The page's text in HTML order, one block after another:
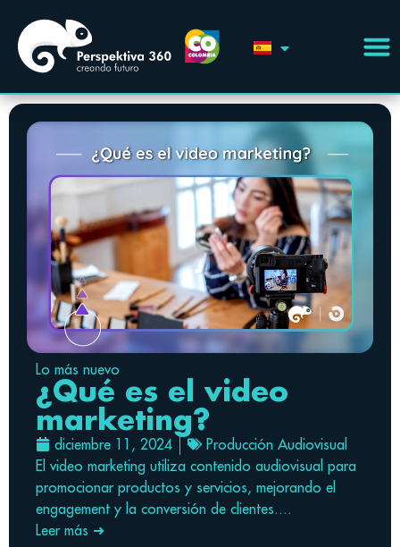
Lo más nuevo
¿Qué es el video
marketing?
diciembre 11, 2024
Producción Audiovisual
El video marketing utiliza contenido audiovisual para
promocionar productos y servicios, mejorando el
engagement y la conversión de clientes....
Leer más ➜